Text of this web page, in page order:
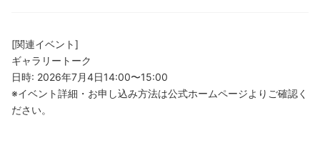
[関連イベント]
ギャラリートーク
日時: 2026年7月4日14:00〜15:00
※イベント詳細・お申し込み方法は公式ホームページよりご確認く
ださい。